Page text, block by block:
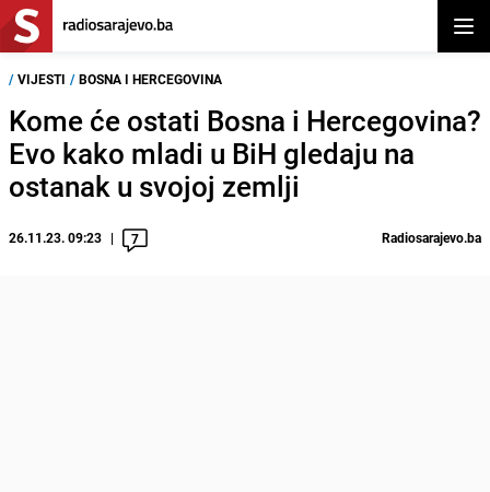
/ VIJESTI / BOSNA I HERCEGOVINA
Kome će ostati Bosna i Hercegovina?
Evo kako mladi u BiH gledaju na
ostanak u svojoj zemlji
26.11.23. 09:23 7 Radiosarajevo.ba